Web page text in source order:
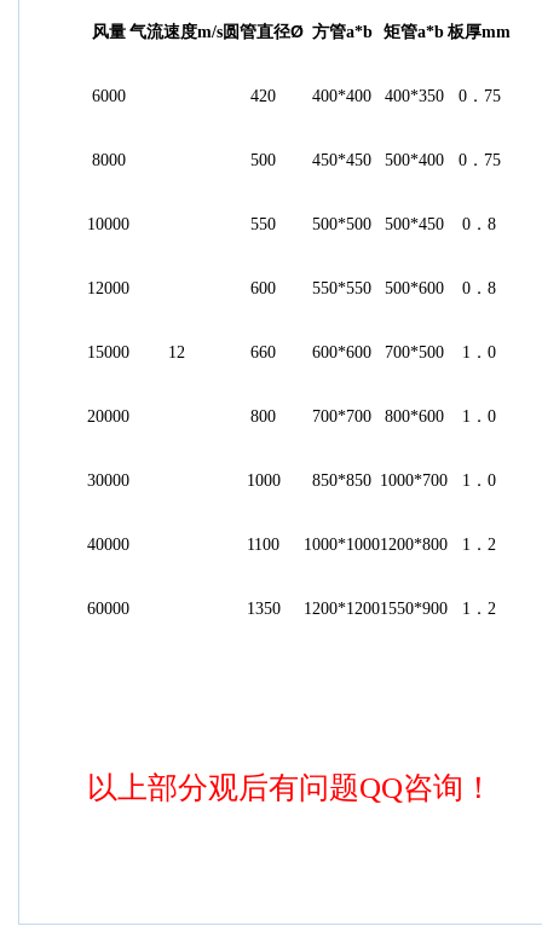
风量 气流速度m/s圆管直径Ø 方管a*b 矩管a*b 板厚mm
6000
12
420 400*400 400*350 0． 75
8000 500 450*450 500*400 0． 75
10000 550 500*500 500*450 0 ． 8
12000 600 550*550 500*600 0 ． 8
15000 660 600*600 700*500 1 ． 0
20000 800 700*700 800*600 1 ． 0
30000 1000 850*850 1000*700 1 ． 0
40000 1100 1000*10001200*800 1 ． 2
60000 1350 1200*12001550*900 1 ． 2
以上部分观后有问题QQ咨询！